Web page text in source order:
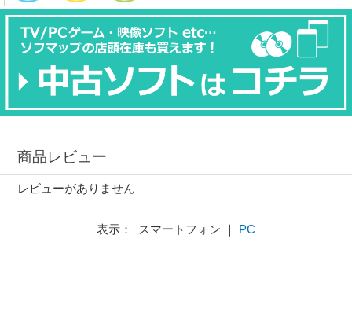
商品レビュー
レビューがありません
表示： スマートフォン ｜ PC